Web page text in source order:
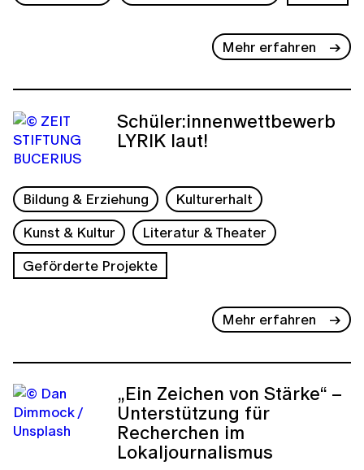
Mehr erfahren
Schüler:innenwettbewerb
LYRIK laut!
Bildung & Erziehung
Kulturerhalt
Kunst & Kultur
Literatur & Theater
Geförderte Projekte
Mehr erfahren
„Ein Zeichen von Stärke“ –
Unterstützung für
Recherchen im
Lokaljournalismus